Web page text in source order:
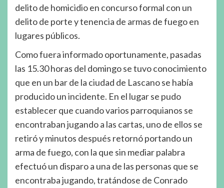
delito de homicidio en concurso formal con un
delito de porte y tenencia de armas de fuego en
lugares públicos.
Como fuera informado oportunamente, pasadas
las 15.30 horas del domingo se tuvo conocimiento
que en un bar de la ciudad de Lascano se había
producido un incidente. En el lugar se pudo
establecer que cuando varios parroquianos se
encontraban jugando a las cartas, uno de ellos se
retiró y minutos después retornó portando un
arma de fuego, con la que sin mediar palabra
efectuó un disparo a una de las personas que se
encontraba jugando, tratándose de Conrado